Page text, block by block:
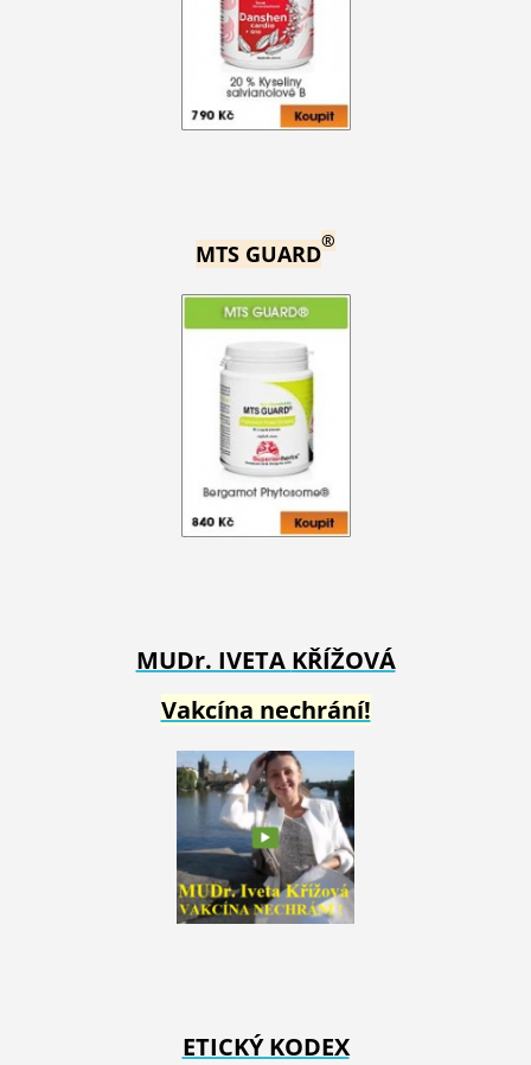
MTS GUARD®
MUDr. IVETA KŘÍŽOVÁ
Vakcína nechrání!
ETICKÝ KODEX